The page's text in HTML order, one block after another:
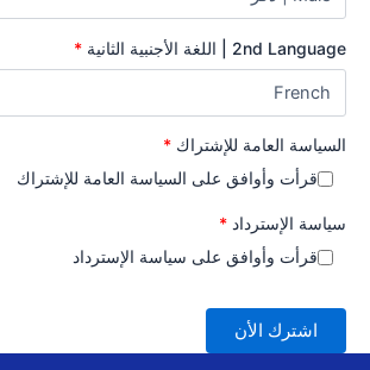
2nd Language | اللغة الأجنبية الثانية *
السياسة العامة للإشتراك *
قرأت وأوافق على السياسة العامة للإشتراك
سياسة الإسترداد *
قرأت وأوافق على سياسة الإسترداد
اشترك الأن